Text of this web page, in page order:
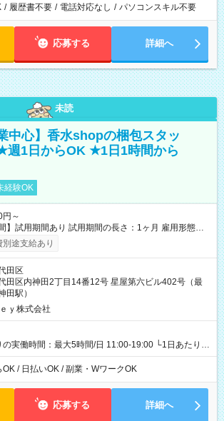
/ 履歴書不要 / 電話対応なし / パソコンスキル不要
応募する 詳細へ
未読
中心】香水shopの梱包スタッ
1日からOK ★1日1時間から
経験OK
～
】試用期間あり 試用期間の長さ：1ヶ月 雇用形態、
用時と同じです。
別途支給あり
田区
田区内神田2丁目14番12号 星屋第六ビル402号（最
田駅）
ｙ株式会社
の実働時間：最大5時間/日 11:00-19:00 └1日あたりの
1-5時間 └上記の時間帯内であれば、いつでも勤務可
・土曜日の中で、お好きな曜日でご勤務いただけま
などのように、自由な働き方が可能なお仕事です！
/ 日払いOK / 副業・WワークOK
応募する 詳細へ